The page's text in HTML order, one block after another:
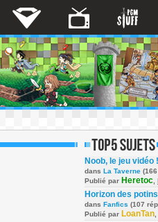
Noob, le jeu vidéo !
dans La Taverne
Publié par Heretoc
Horizon des potins
dans Fanfics (107
Publié par LoanTan